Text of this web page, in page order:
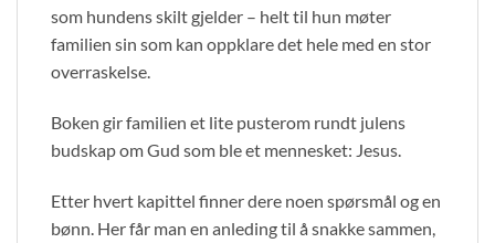
som hundens skilt gjelder – helt til hun møter
familien sin som kan oppklare det hele med en stor
overraskelse.
Boken gir familien et lite pusterom rundt julens
budskap om Gud som ble et mennesket: Jesus.
Etter hvert kapittel finner dere noen spørsmål og en
bønn. Her får man en anleding til å snakke sammen,